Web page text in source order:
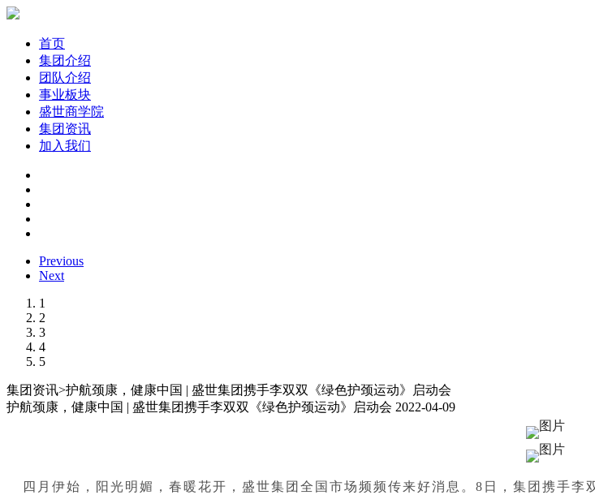
首页
集团介绍
团队介绍
事业板块
盛世商学院
集团资讯
加入我们
Previous
Next
1
2
3
4
5
集团资讯>护航颈康，健康中国 | 盛世集团携手李双双《绿色护颈运动》启动会
护航颈康，健康中国 | 盛世集团携手李双双《绿色护颈运动》启动会 2022-04-09
四月伊始，阳光明媚，春暖花开，盛世集团全国市场频频传来好消息。8日，集团携手